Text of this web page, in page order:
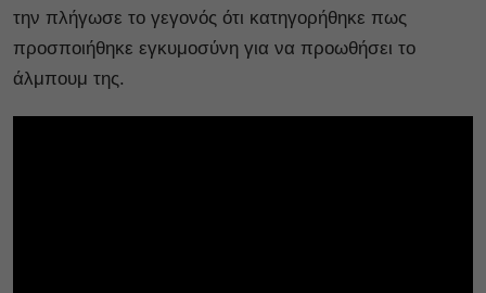
την πλήγωσε το γεγονός ότι κατηγορήθηκε πως
προσποιήθηκε εγκυμοσύνη για να προωθήσει το
άλμπουμ της.